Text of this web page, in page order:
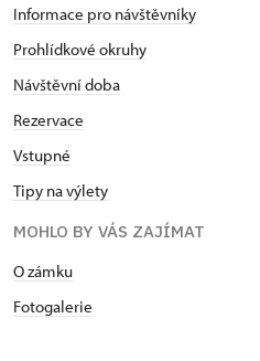
Informace pro návštěvníky
Prohlídkové okruhy
Návštěvní doba
Rezervace
Vstupné
Tipy na výlety
MOHLO BY VÁS ZAJÍMAT
O zámku
Fotogalerie